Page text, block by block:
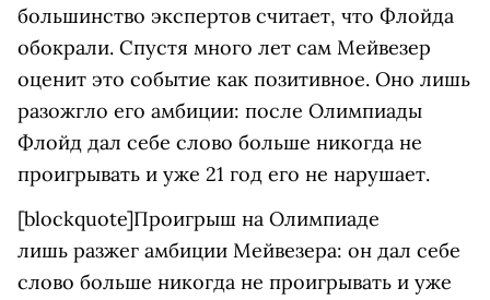
большинство экспертов считает, что Флойда
обокрали. Спустя много лет сам Мейвезер
оценит это событие как позитивное. Оно лишь
разожгло его амбиции: после Олимпиады
Флойд дал себе слово больше никогда не
проигрывать и уже 21 год его не нарушает.
[blockquote]Проигрыш на Олимпиаде
лишь разжег амбиции Мейвезера: он дал себе
слово больше никогда не проигрывать и уже